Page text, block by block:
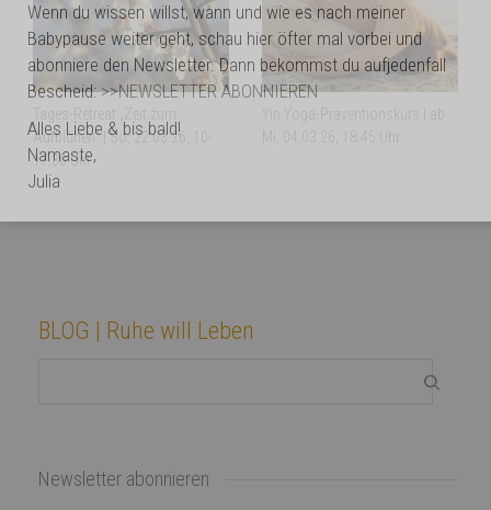
Tages-Retreat „Zeit zum
Aufblühen“ | So, 22.03.26, 10-
17.30 Uhr
Yin Yoga-Präventionskurs | ab
Mi, 04.03.26, 18.45 Uhr
BLOG | Ruhe will Leben
Newsletter abonnieren
Wenn du wissen willst, wann und wie es nach meiner
Babypause weiter geht, schau hier öfter mal vorbei und
abonniere den Newsletter. Dann bekommst du aufjedenfall
Bescheid:>>NEWSLETTER ABONNIEREN
Alles Liebe & bis bald!
Namaste,
Julia